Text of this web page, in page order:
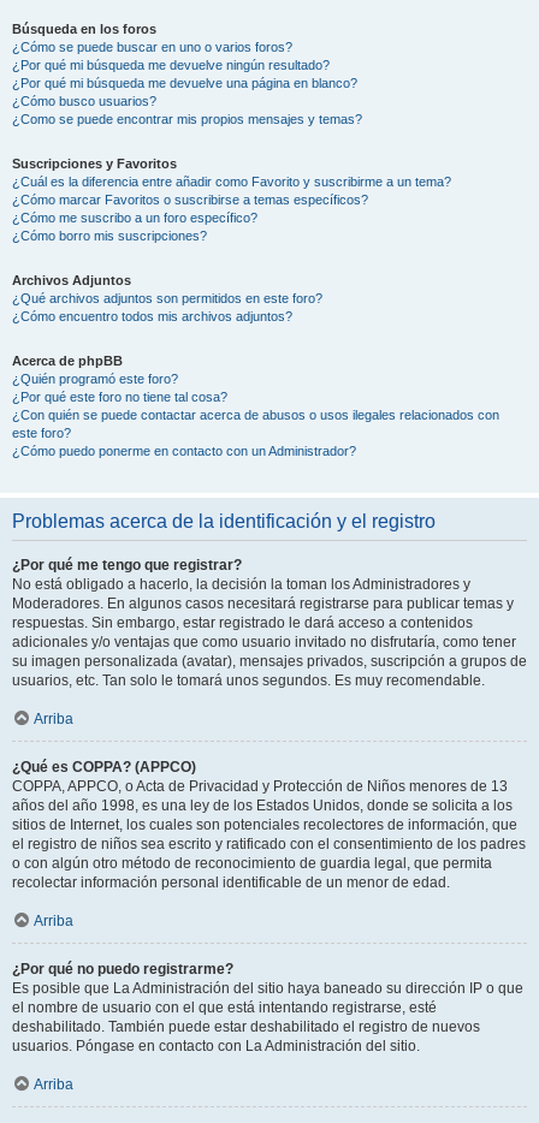
Búsqueda en los foros
¿Cómo se puede buscar en uno o varios foros?
¿Por qué mi búsqueda me devuelve ningún resultado?
¿Por qué mi búsqueda me devuelve una página en blanco?
¿Cómo busco usuarios?
¿Como se puede encontrar mis propios mensajes y temas?
Suscripciones y Favoritos
¿Cuál es la diferencia entre añadir como Favorito y suscribirme a un tema?
¿Cómo marcar Favoritos o suscribirse a temas específicos?
¿Cómo me suscribo a un foro específico?
¿Cómo borro mis suscripciones?
Archivos Adjuntos
¿Qué archivos adjuntos son permitidos en este foro?
¿Cómo encuentro todos mis archivos adjuntos?
Acerca de phpBB
¿Quién programó este foro?
¿Por qué este foro no tiene tal cosa?
¿Con quién se puede contactar acerca de abusos o usos ilegales relacionados con
este foro?
¿Cómo puedo ponerme en contacto con un Administrador?
Problemas acerca de la identificación y el registro
¿Por qué me tengo que registrar?
No está obligado a hacerlo, la decisión la toman los Administradores y
Moderadores. En algunos casos necesitará registrarse para publicar temas y
respuestas. Sin embargo, estar registrado le dará acceso a contenidos
adicionales y/o ventajas que como usuario invitado no disfrutaría, como tener
su imagen personalizada (avatar), mensajes privados, suscripción a grupos de
usuarios, etc. Tan solo le tomará unos segundos. Es muy recomendable.
Arriba
¿Qué es COPPA? (APPCO)
COPPA, APPCO, o Acta de Privacidad y Protección de Niños menores de 13
años del año 1998, es una ley de los Estados Unidos, donde se solicita a los
sitios de Internet, los cuales son potenciales recolectores de información, que
el registro de niños sea escrito y ratificado con el consentimiento de los padres
o con algún otro método de reconocimiento de guardia legal, que permita
recolectar información personal identificable de un menor de edad.
Arriba
¿Por qué no puedo registrarme?
Es posible que La Administración del sitio haya baneado su dirección IP o que
el nombre de usuario con el que está intentando registrarse, esté
deshabilitado. También puede estar deshabilitado el registro de nuevos
usuarios. Póngase en contacto con La Administración del sitio.
Arriba